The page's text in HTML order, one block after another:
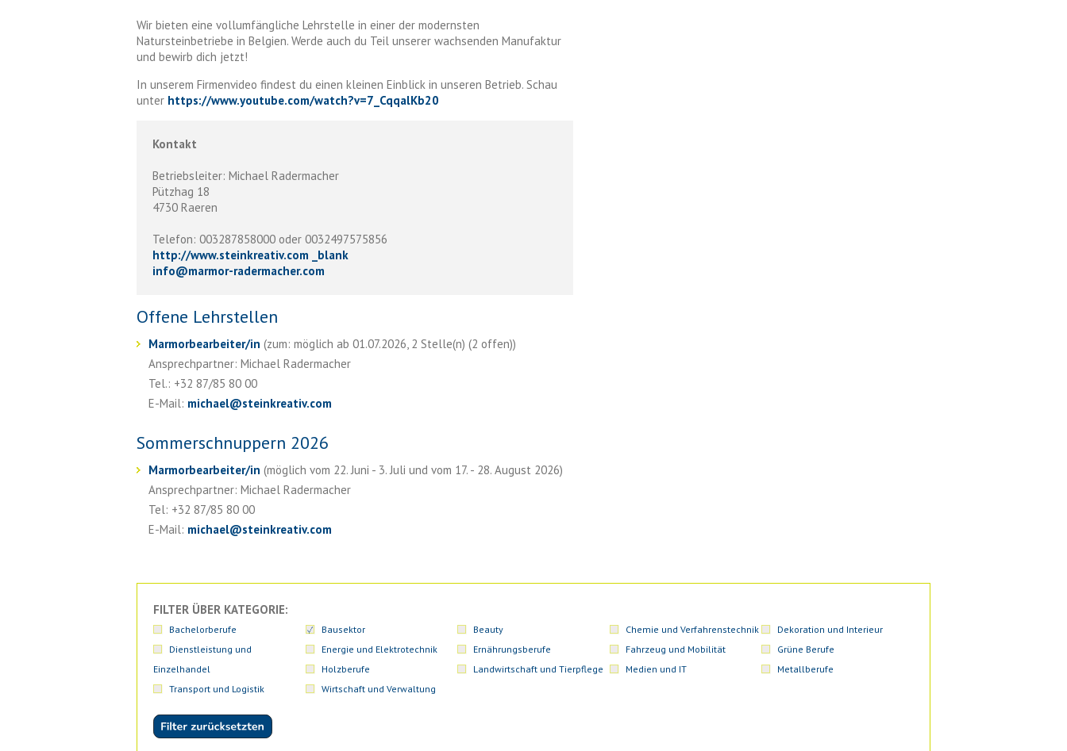
Wir bieten eine vollumfängliche Lehrstelle in einer der modernsten
Natursteinbetriebe in Belgien. Werde auch du Teil unserer wachsenden Manufaktur
und bewirb dich jetzt!
In unserem Firmenvideo findest du einen kleinen Einblick in unseren Betrieb. Schau
unter https://www.youtube.com/watch?v=7_CqqalKb20
Kontakt
Betriebsleiter: Michael Radermacher
Pützhag 18
4730 Raeren
Telefon: 003287858000 oder 0032497575856
http://www.steinkreativ.com _blank
info@marmor-radermacher.com
Offene Lehrstellen
Marmorbearbeiter/in (zum: möglich ab 01.07.2026, 2 Stelle(n) (2 offen))
Ansprechpartner: Michael Radermacher
Tel.: +32 87/85 80 00
E-Mail: michael@steinkreativ.com
Sommerschnuppern 2026
Marmorbearbeiter/in (möglich vom 22. Juni - 3. Juli und vom 17. - 28. August 2026)
Ansprechpartner: Michael Radermacher
Tel: +32 87/85 80 00
E-Mail: michael@steinkreativ.com
FILTER ÜBER KATEGORIE:
Bachelorberufe Bausektor Beauty Chemie und Verfahrenstechnik
Dekoration und Interieur
Dienstleistung und
Einzelhandel
Energie und Elektrotechnik Ernährungsberufe Fahrzeug und Mobilität
Grüne Berufe
Holzberufe
Landwirtschaft und Tierpflege Medien und IT
Metallberufe
Transport und Logistik
Wirtschaft und Verwaltung